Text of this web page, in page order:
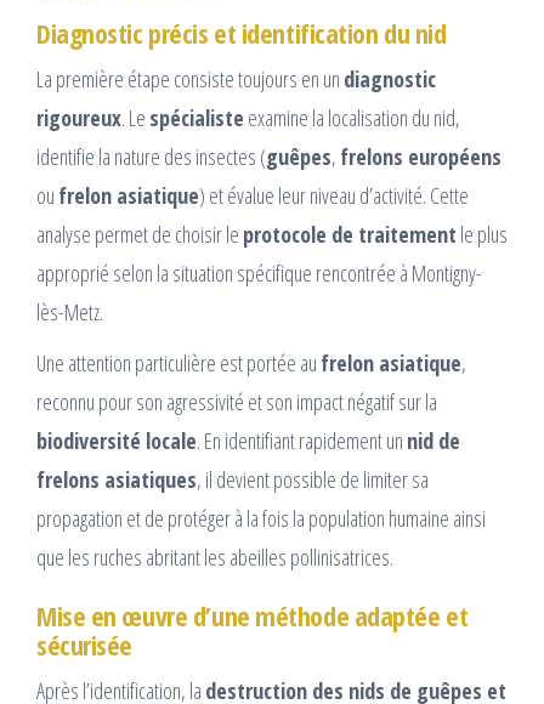
Diagnostic précis et identification du nid
La première étape consiste toujours en un diagnostic
rigoureux. Le spécialiste examine la localisation du nid,
identifie la nature des insectes (guêpes, frelons européens
ou frelon asiatique) et évalue leur niveau d’activité. Cette
analyse permet de choisir le protocole de traitement le plus
approprié selon la situation spécifique rencontrée à Montigny-
lès-Metz.
Une attention particulière est portée au frelon asiatique,
reconnu pour son agressivité et son impact négatif sur la
biodiversité locale. En identifiant rapidement un nid de
frelons asiatiques, il devient possible de limiter sa
propagation et de protéger à la fois la population humaine ainsi
que les ruches abritant les abeilles pollinisatrices.
Mise en œuvre d’une méthode adaptée et
sécurisée
Après l’identification, la destruction des nids de guêpes et